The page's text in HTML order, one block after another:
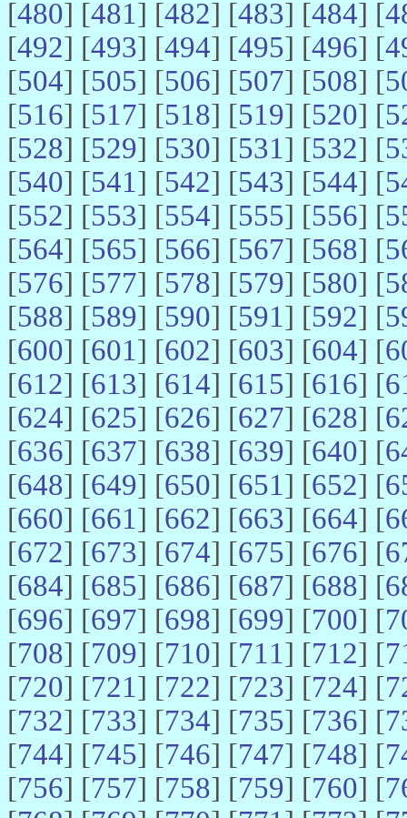
[480] [481] [482] [483] [484] [
[492] [493] [494] [495] [496] [
[504] [505] [506] [507] [508] [
[516] [517] [518] [519] [520] [
[528] [529] [530] [531] [532] [
[540] [541] [542] [543] [544] [
[552] [553] [554] [555] [556] [
[564] [565] [566] [567] [568] [
[576] [577] [578] [579] [580] [
[588] [589] [590] [591] [592] [
[600] [601] [602] [603] [604] [
[612] [613] [614] [615] [616] [
[624] [625] [626] [627] [628] [
[636] [637] [638] [639] [640] [
[648] [649] [650] [651] [652] [
[660] [661] [662] [663] [664] [
[672] [673] [674] [675] [676] [
[684] [685] [686] [687] [688] [
[696] [697] [698] [699] [700] [
[708] [709] [710] [711] [712] [
[720] [721] [722] [723] [724] [
[732] [733] [734] [735] [736] [
[744] [745] [746] [747] [748] [
[756] [757] [758] [759] [760] [